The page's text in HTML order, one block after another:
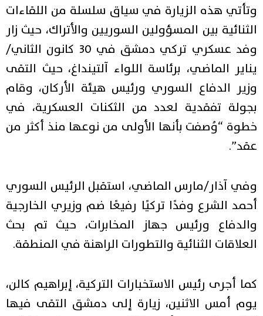
وتأتي هذه الزيارة في سياق سلسلة من اللقاءات
الثنائية بين المسؤولين السوريين والأتراك، حيث زار
وفد عسكري تركي دمشق في 30 كانون الثاني/
يناير الماضي، برئاسة اللواء آلتينداغ، حيث التقى
وزير الدفاع السوري ورئيس هيئة الأركان، وقام
بجولة تفقدية لعدد من الثكنات العسكرية، في
خطوة “وُصفت بأنها الأولى من نوعها منذ أكثر من
عقد”.
وفي آذار/مارس الماضي، استقبل الرئيس السوري
أحمد الشرع وفدًا تركيًا رفيعًا ضم وزيري الخارجية
والدفاع ورئيس جهاز المخابرات، حيث تم بحث
العلاقات الثنائية والتطورات الراهنة في المنطقة.
كما أجرى رئيس الاستخبارات التركية، إبراهيم كالن،
يوم أمس الاثنين، زيارة إلى دمشق التقى فيها